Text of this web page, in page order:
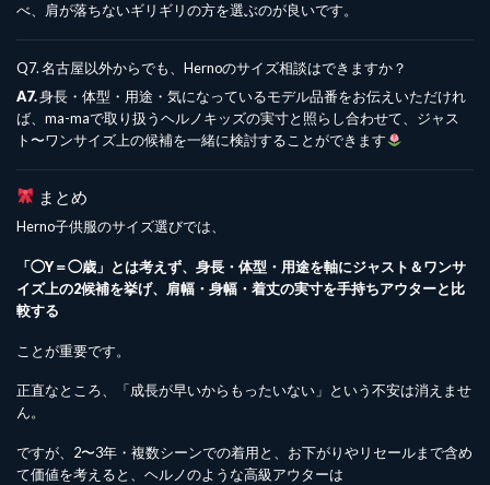
べ、肩が落ちないギリギリの方を選ぶのが良いです。
Q7. 名古屋以外からでも、Hernoのサイズ相談はできますか？
A7.身長・体型・用途・気になっているモデル品番をお伝えいただけれ
ば、ma-maで取り扱うヘルノキッズの実寸と照らし合わせて、ジャス
ト〜ワンサイズ上の候補を一緒に検討することができます
まとめ
Herno子供服のサイズ選びでは、
「◯Y＝◯歳」とは考えず、身長・体型・用途を軸にジャスト＆ワンサ
イズ上の2候補を挙げ、肩幅・身幅・着丈の実寸を手持ちアウターと比
較する
ことが重要です。
正直なところ、「成長が早いからもったいない」という不安は消えませ
ん。
ですが、2〜3年・複数シーンでの着用と、お下がりやリセールまで含め
て価値を考えると、ヘルノのような高級アウターは